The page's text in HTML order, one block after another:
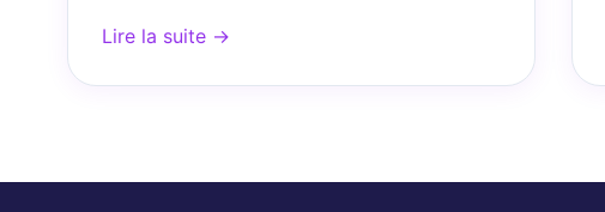
Lire la suite →